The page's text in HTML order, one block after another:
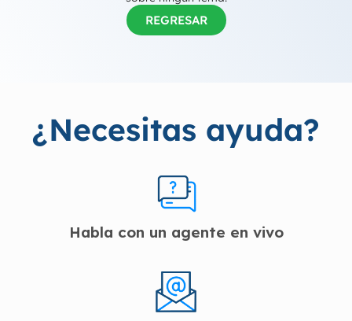
REGRESAR
¿Necesitas ayuda?
Habla con un agente en vivo